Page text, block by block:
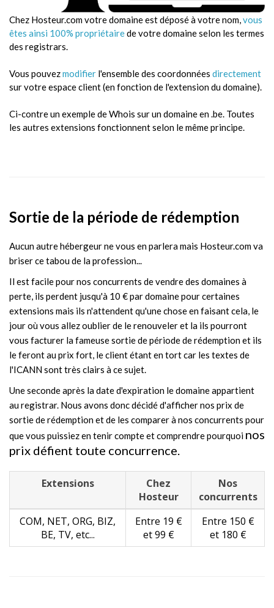
Chez Hosteur.com votre domaine est déposé à votre nom,vous
êtes ainsi 100% propriétairede votre domaine selon les termes
des registrars.
Vous pouvezmodifier l'ensemble des coordonnées directement
sur votre espace client (en fonction de l'extension du domaine).
Ci-contre un exemple de Whois sur un domaine en .be. Toutes
les autres extensions fonctionnent selon le même principe.
Sortie de la période de rédemption
Aucun autre hébergeur ne vous en parlera mais Hosteur.com va
briser ce tabou de la profession...
Il est facile pour nos concurrents de vendre des domaines à
perte, ils perdent jusqu'à 10 € par domaine pour certaines
extensions mais ils n'attendent qu'une chose en faisant cela, le
jour où vous allez oublier de le renouveler et la ils pourront
vous facturer la fameuse sortie de période de rédemption et ils
le feront au prix fort, le client étant en tort car les textes de
l'ICANN sont très clairs à ce sujet.
Une seconde après la date d'expiration le domaine appartient
au registrar. Nous avons donc décidé d'afficher nos prix de
sortie de rédemption et de les comparer à nos concurrents pour
que vous puissiez en tenir compte et comprendre pourquoi nos
prix défient toute concurrence.
Extensions
Chez
Hosteur
Nos
concurrents
COM, NET, ORG, BIZ,
BE, TV, etc...
Entre 19 €
et 99 €
Entre 150 €
et 180 €